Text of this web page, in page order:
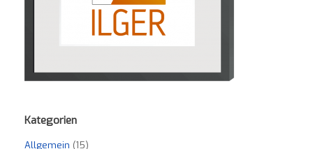
Kategorien
Allgemein (15)